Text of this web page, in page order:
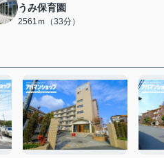
うみ保育園
2561ｍ（33分）